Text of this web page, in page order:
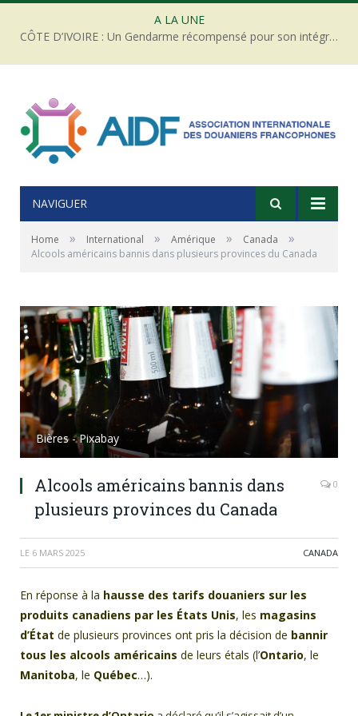
A LA UNE
CÔTE D’IVOIRE : Un Gendarme récompensé pour son intégrité face à une tentative de corruption
NAVIGUER
Home » International » Amérique » Canada »
Alcools américains bannis dans plusieurs provinces du Canada
Bières - Pixabay
Alcools américains bannis dans
plusieurs provinces du Canada
0
LE 6 MARS 2025 CANADA
En réponse à la hausse des tarifs douaniers sur les
produits canadiens par les États Unis, les magasins
d’État de plusieurs provinces ont pris la décision de bannir
tous les alcools américains de leurs étals (l’Ontario, le
Manitoba, le Québec…).